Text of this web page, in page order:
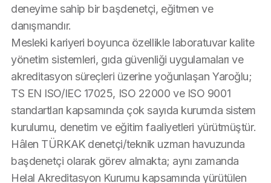
deneyime sahip bir başdenetçi, eğitmen ve
danışmandır.
Mesleki kariyeri boyunca özellikle laboratuvar kalite
yönetim sistemleri, gıda güvenliği uygulamaları ve
akreditasyon süreçleri üzerine yoğunlaşan Yaroğlu;
TS EN ISO/IEC 17025, ISO 22000 ve ISO 9001
standartları kapsamında çok sayıda kurumda sistem
kurulumu, denetim ve eğitim faaliyetleri yürütmüştür.
Hâlen TÜRKAK denetçi/teknik uzman havuzunda
başdenetçi olarak görev almakta; aynı zamanda
Helal Akreditasyon Kurumu kapsamında yürütülen